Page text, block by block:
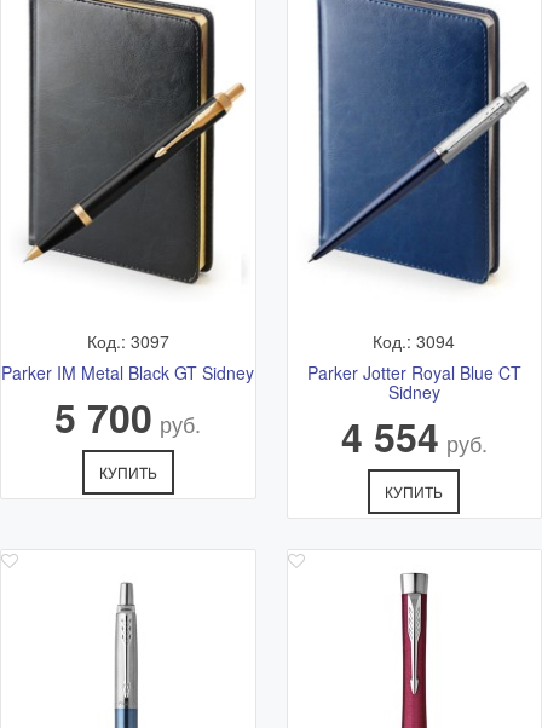
Код.: 3097
Parker IM Metal Black GT Sidney
5 700 руб.
КУПИТЬ
Код.: 3094
Parker Jotter Royal Blue CT
Sidney
4 554 руб.
КУПИТЬ